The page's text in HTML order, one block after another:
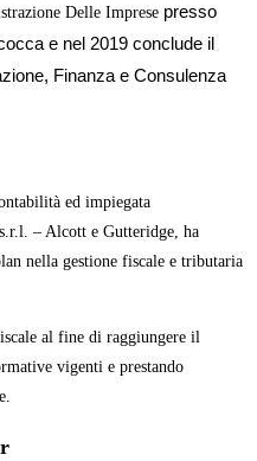
Delle Imprese presso
e nel 2019 conclude il
Finanza e Consulenza
ed impiegata
– Alcott e Gutteridge, ha
nella gestione fiscale e tributaria
al fine di raggiungere il
vigenti e prestando